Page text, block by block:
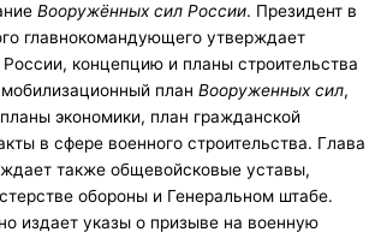
Вооружённых сил России. Президент в
главнокомандующего утверждает
концепцию и планы строительства
план Вооруженных сил,
экономики, план гражданской
в сфере военного строительства. Глава
также общевойсковые уставы,
обороны и Генеральном штабе.
издает указы о призыве на военную